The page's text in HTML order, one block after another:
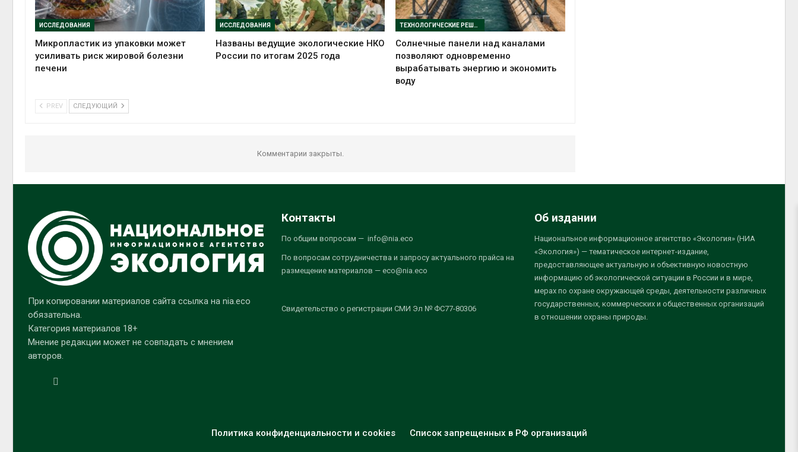
ИССЛЕДОВАНИЯ
Микропластик из упаковки может
усиливать риск жировой болезни
печени
ИССЛЕДОВАНИЯ
Названы ведущие экологические НКО
России по итогам 2025 года
ТЕХНОЛОГИЧЕСКИЕ РЕШЕНИЯ
Солнечные панели над каналами
позволяют одновременно
вырабатывать энергию и экономить
воду
PREV СЛЕДУЮЩИЙ
Комментарии закрыты.
При копировании материалов сайта ссылка на nia.eco
обязательна.
Категория материалов 18+
Мнение редакции может не совпадать с мнением
авторов.
Контакты
По общим вопросам — info@nia.eco
По вопросам сотрудничества и запросу актуального прайса на
размещение материалов — eco@nia.eco
Свидетельство о регистрации СМИ Эл № ФС77-80306
Об издании
Национальное информационное агентство «Экология» (НИА
«Экология») — тематическое интернет-издание,
предоставляющее актуальную и объективную новостную
информацию об экологической ситуации в России и в мире,
мерах по охране окружающей среды, деятельности различных
государственных, коммерческих и общественных организаций
в отношении охраны природы.
Политика конфиденциальности и cookies Список запрещенных в РФ организаций